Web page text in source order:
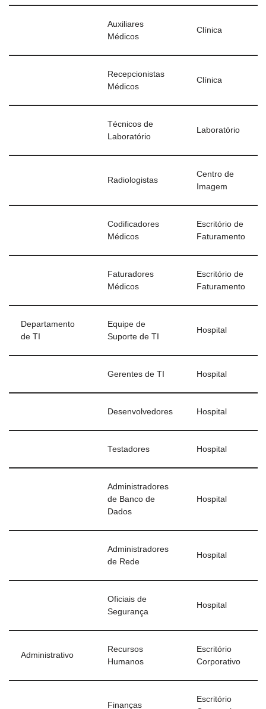
Auxiliares
Médicos
Clínica
Recepcionistas
Médicos
Clínica
Técnicos de
Laboratório
Laboratório
Radiologistas
Centro de
Imagem
Codificadores
Médicos
Escritório de
Faturamento
Faturadores
Médicos
Escritório de
Faturamento
Departamento
de TI
Equipe de
Suporte de TI
Hospital
Gerentes de TI Hospital
Desenvolvedores Hospital
Testadores Hospital
Administradores
de Banco de
Dados
Hospital
Administradores
de Rede
Hospital
Oficiais de
Segurança
Hospital
Administrativo
Recursos
Humanos
Escritório
Corporativo
Finanças
Escritório